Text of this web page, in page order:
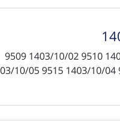
تاریخ پین 1403/10/01 9510 1403/10/02 9509